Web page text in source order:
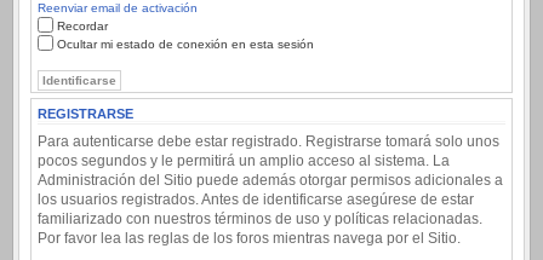
Reenviar email de activación
Recordar
Ocultar mi estado de conexión en esta sesión
REGISTRARSE
Para autenticarse debe estar registrado. Registrarse tomará solo unos
pocos segundos y le permitirá un amplio acceso al sistema. La
Administración del Sitio puede además otorgar permisos adicionales a
los usuarios registrados. Antes de identificarse asegúrese de estar
familiarizado con nuestros términos de uso y políticas relacionadas.
Por favor lea las reglas de los foros mientras navega por el Sitio.